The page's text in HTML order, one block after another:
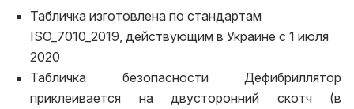
Табличка изготовленапо стандартам
ISO_7010_2019, действующим в Украине с 1 июля
2020
Табличка безопасности Дефибриллятор
приклеивается на двусторонний скотч (в